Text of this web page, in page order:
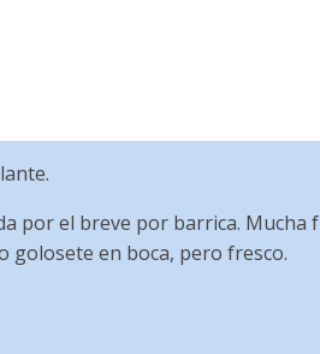
por el breve por barrica. Mucha
golosete en boca, pero fresco.